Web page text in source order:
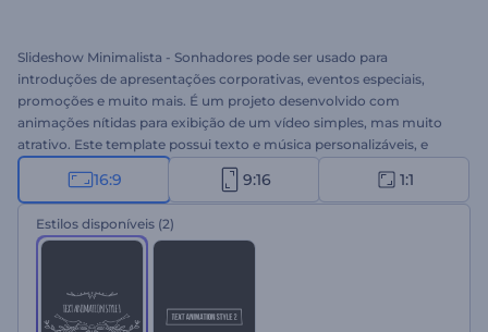
Slideshow Minimalista - Sonhadores pode ser usado para
introduções de apresentações corporativas, eventos especiais,
promoções e muito mais. É um projeto desenvolvido com
animações nítidas para exibição de um vídeo simples, mas muito
atrativo. Este template possui texto e música personalizáveis, e
todas as ferramentas necessárias para criar um vídeo incrível.
Carregue seus arquivos, edite o texto e obtenha um vídeo exclusivo
em minutos. Experimente grátis!
16:9 9:16 1:1
Estilos disponíveis (2)